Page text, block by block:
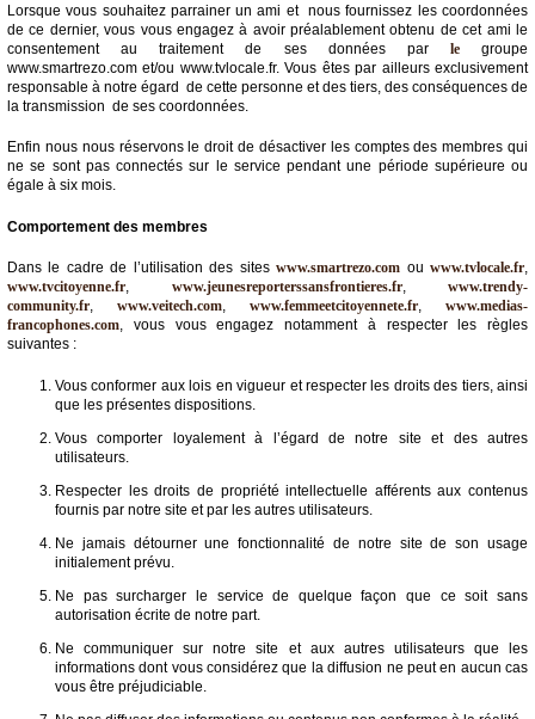
Lorsque vous souhaitez parrainer un ami et nous fournissez les coordonnées
de ce dernier, vous vous engagez à avoir préalablement obtenu de cet ami le
consentement au traitement de ses données par legroupe
www.smartrezo.com et/ou www.tvlocale.fr. Vous êtes par ailleurs exclusivement
responsable à notre égard de cette personne et des tiers, des conséquences de
la transmission de ses coordonnées.
Enfin nous nous réservons le droit de désactiver les comptes des membres qui
ne se sont pas connectés sur le service pendant une période supérieure ou
égale à six mois.
Comportement des membres
Dans le cadre de l’utilisation des siteswww.smartrezo.com ouwww.tvlocale.fr,
www.tvcitoyenne.fr, www.jeunesreporterssansfrontieres.fr, www.trendy-
community.fr, www.veitech.com, www.femmeetcitoyennete.fr, www.medias-
francophones.com, vous vous engagez notamment à respecter les règles
suivantes :
Vous conformer aux lois en vigueur et respecter les droits des tiers, ainsi
que les présentes dispositions.
Vous comporter loyalement à l’égard de notre site et des autres
utilisateurs.
Respecter les droits de propriété intellectuelle afférents aux contenus
fournis par notre site et par les autres utilisateurs.
Ne jamais détourner une fonctionnalité de notre site de son usage
initialement prévu.
Ne pas surcharger le service de quelque façon que ce soit sans
autorisation écrite de notre part.
Ne communiquer sur notre site et aux autres utilisateurs que les
informations dont vous considérez que la diffusion ne peut en aucun cas
vous être préjudiciable.